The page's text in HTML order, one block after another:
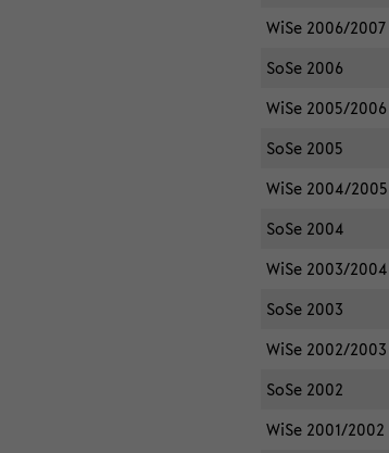
WiSe 2006/2007
SoSe 2006
WiSe 2005/2006
SoSe 2005
WiSe 2004/2005
SoSe 2004
WiSe 2003/2004
SoSe 2003
WiSe 2002/2003
SoSe 2002
WiSe 2001/2002